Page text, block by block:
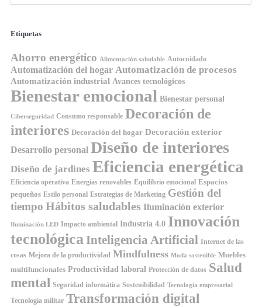
Etiquetas
Ahorro energético Alimentación saludable Autocuidado
Automatización del hogar Automatización de procesos
Automatización industrial Avances tecnológicos
Bienestar emocional Bienestar personal
Ciberseguridad Consumo responsable Decoración de
interiores Decoración del hogar Decoración exterior
Desarrollo personal Diseño de interiores
Diseño de jardines Eficiencia energética
Eficiencia operativa Energías renovables Equilibrio emocional Espacios
pequeños Estilo personal Estrategias de Marketing Gestión del
tiempo Hábitos saludables Iluminación exterior
Iluminación LED Impacto ambiental Industria 4.0 Innovación
tecnológica Inteligencia Artificial Internet de las
cosas Mejora de la productividad Mindfulness Moda sostenible Muebles
multifuncionales Productividad laboral Protección de datos Salud
mental Seguridad informática Sostenibilidad Tecnología empresarial
Tecnología militar Transformación digital